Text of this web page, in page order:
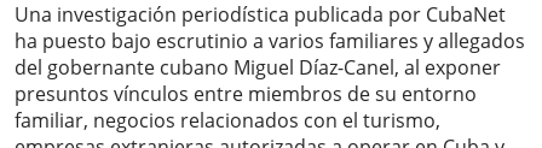
Una investigación periodística publicada por CubaNet
ha puesto bajo escrutinio a varios familiares y allegados
del gobernante cubano Miguel Díaz-Canel, al exponer
presuntos vínculos entre miembros de su entorno
familiar, negocios relacionados con el turismo,